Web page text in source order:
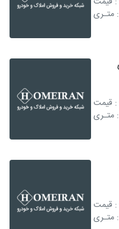
: متـری
: قیمت
: متـری
: قیمت
: متـری